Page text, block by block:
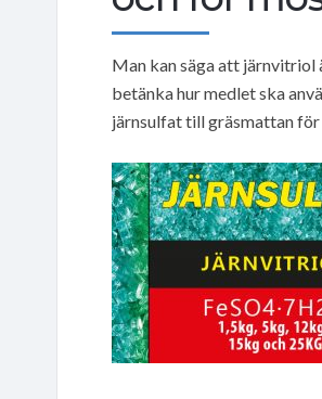
Man kan säga att järnvitriol
betänka hur medlet ska
järnsulfat till gräsmattan för